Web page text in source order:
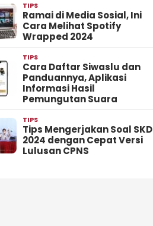
TIPS
Ramai di Media Sosial, Ini
Cara Melihat Spotify
Wrapped 2024
TIPS
Cara Daftar Siwaslu dan
Panduannya, Aplikasi
Informasi Hasil
Pemungutan Suara
TIPS
Tips Mengerjakan Soal SKD
2024 dengan Cepat Versi
Lulusan CPNS